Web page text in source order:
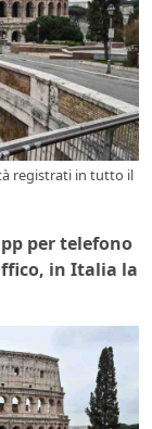
registrati in tutto il
per telefono
in Italia la